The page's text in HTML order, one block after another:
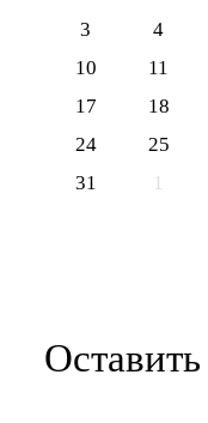
3
4
10
11
17
18
24
25
31
1